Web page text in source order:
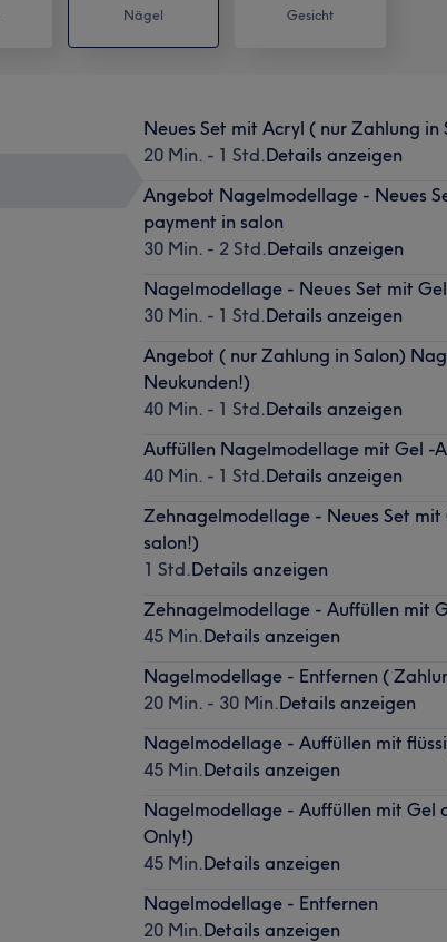
Nägel Gesicht
Neues Set mit Acryl ( nur Zahlung
20 Min. - 1 Std.Details anzeigen
Angebot Nagelmodellage - Neues
payment in salon
30 Min. - 2 Std.Details anzeigen
Nagelmodellage - Neues Set mit
30 Min. - 1 Std.Details anzeigen
Angebot ( nur Zahlung in Salon)
Neukunden!)
40 Min. - 1 Std.Details anzeigen
Auffüllen Nagelmodellage mit Gel -
40 Min. - 1 Std.Details anzeigen
Zehnagelmodellage - Neues Set
salon!)
1 Std.Details anzeigen
Zehnagelmodellage - Auffüllen mit
45 Min.Details anzeigen
Nagelmodellage - Entfernen (
20 Min. - 30 Min.Details anzeigen
Nagelmodellage - Auffüllen mit
45 Min.Details anzeigen
Nagelmodellage - Auffüllen mit Gel
Only!)
45 Min.Details anzeigen
Nagelmodellage - Entfernen
20 Min.Details anzeigen